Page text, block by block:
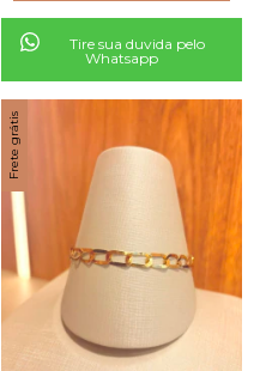
Tire sua duvida pelo
Whatsapp
Frete grátis